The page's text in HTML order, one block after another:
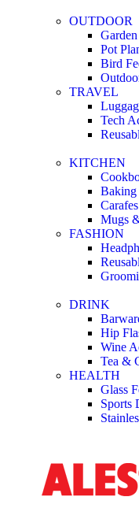
OUTDOOR
Pot
Bird
TRAVEL
Tech
KITCHEN
Baking
Mugs
FASHION
DRINK
Hip
Wine
Tea &
HEALTH
Glass
Sports